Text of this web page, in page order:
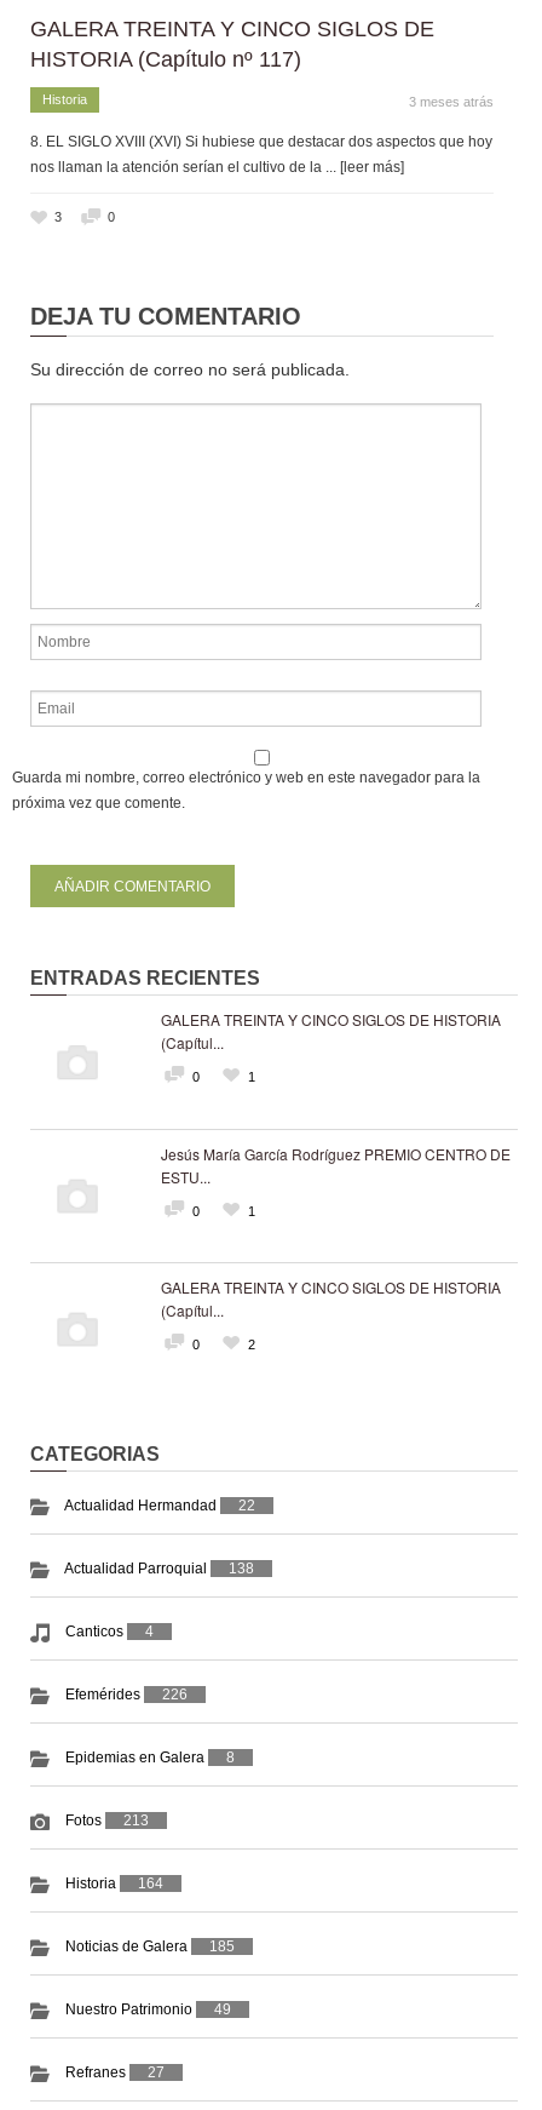
GALERA TREINTA Y CINCO SIGLOS DE
HISTORIA (Capítulo nº 117)
Historia 3 meses atrás
8. EL SIGLO XVIII (XVI) Si hubiese que destacar dos aspectos que hoy
nos llaman la atención serían el cultivo de la ... [leer más]
3 0
DEJA TU COMENTARIO
Su dirección de correo no será publicada.
Guarda mi nombre, correo electrónico y web en este navegador para la
próxima vez que comente.
ENTRADAS RECIENTES
GALERA TREINTA Y CINCO SIGLOS DE HISTORIA
(Capítul...
0 1
Jesús María García Rodríguez PREMIO CENTRO DE
ESTU...
0 1
GALERA TREINTA Y CINCO SIGLOS DE HISTORIA
(Capítul...
0 2
CATEGORIAS
Actualidad Hermandad 22
Actualidad Parroquial 138
Canticos 4
Efemérides 226
Epidemias en Galera 8
Fotos 213
Historia 164
Noticias de Galera 185
Nuestro Patrimonio 49
Refranes 27